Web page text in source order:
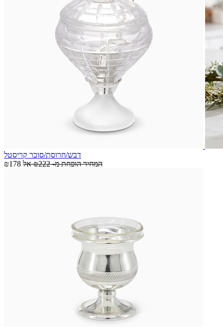
דבש/חרוסת/סוכר קריסטל
₪178
המחיר הופחת מ-₪222 אל